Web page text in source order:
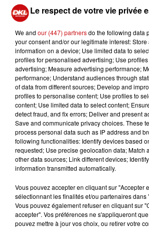
humour radio
langue
alsace
elsass
Haut-Rhin
liberté
Parlons elsassisch
DKL
Dreyeckland
bas rhin
Radio DKL
Parlons Elsassich
0:00
Le respect de votre vie privée
We and our (447) partnersdo the following data
your consent and/or our legitimate interest:
information on a device; Use limited data to
profiles for personalised advertising; Use
advertising; Measure advertising performance;
performance; Understand audiences through
of data from different sources; Develop and
profiles to personalise content; Use profiles to
content; Use limited data to select content;
detect fraud, and fix errors; Deliver and present
Save and communicate privacy choices. These
process personal data such as IP address and
following functionalities: Identify devices based
requested; Use precise geolocation data; Match
other data sources; Link different devices;
information transmitted automatically.
Vous pouvez accepter en cliquant sur "Accepter
sélectionnant les finalités et/ou partenaires dans
Vous pouvez également refuser en cliquant sur
accepter". Vos préférences ne s'appliqueront
pouvez mettre à jour vos choix, ou retirer votre